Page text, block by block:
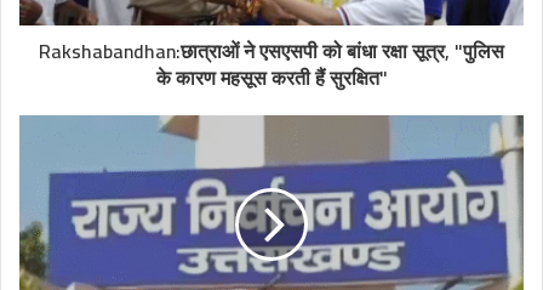
Rakshabandhan:छात्राओं ने एसएसपी को बांधा रक्षा सूत्र, "पुलिस
के कारण महसूस करती हैं सुरक्षित"